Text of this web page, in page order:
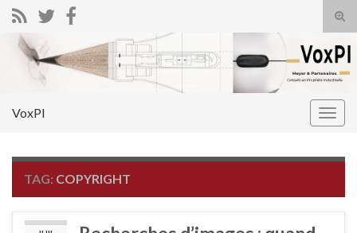
Search for:
VoxPI
TAG: COPYRIGHT